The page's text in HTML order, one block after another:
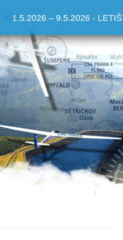
1.5.2026 – 9.5.2026 -